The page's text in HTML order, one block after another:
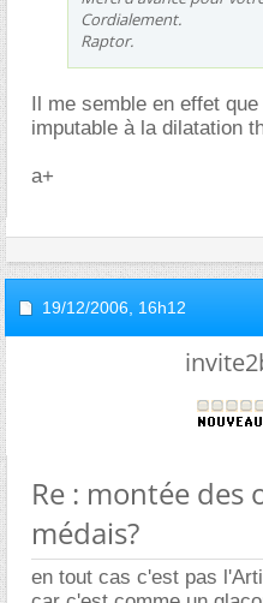
Cordialement.
Raptor.
Il me semble en effet
imputable à la dilatation
a+
19/12/2006, 16h12
Re : montée des
médais?
en tout cas c'est pas